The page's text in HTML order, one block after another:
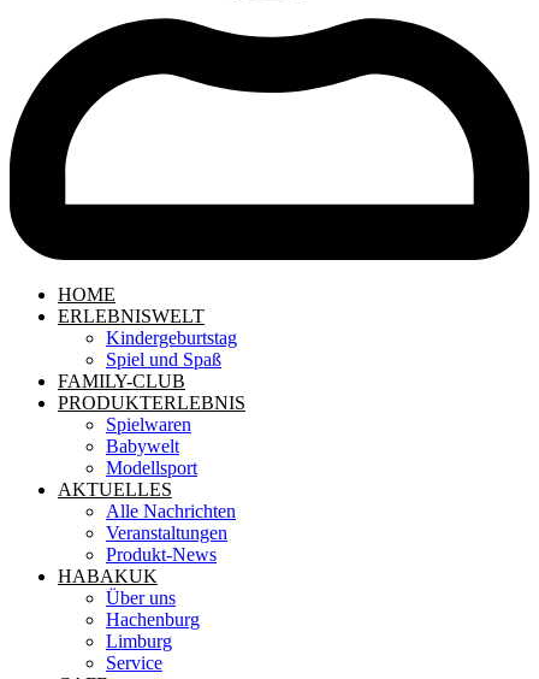
HOME
ERLEBNISWELT
Kindergeburtstag
Spiel und Spaß
FAMILY-CLUB
PRODUKTERLEBNIS
Spielwaren
Babywelt
Modellsport
AKTUELLES
Alle Nachrichten
Veranstaltungen
Produkt-News
HABAKUK
Über uns
Hachenburg
Limburg
Service